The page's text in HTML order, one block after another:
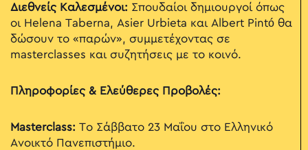
Διεθνείς Καλεσμένοι: Σπουδαίοι δημιουργοί όπως
οι Helena Taberna, Asier Urbieta και Albert Pintó θα
δώσουν το «παρών», συμμετέχοντας σε
masterclasses και συζητήσεις με το κοινό.
Πληροφορίες & Ελεύθερες Προβολές:
Masterclass: Το Σάββατο 23 Μαΐου στο Ελληνικό
Ανοικτό Πανεπιστήμιο.